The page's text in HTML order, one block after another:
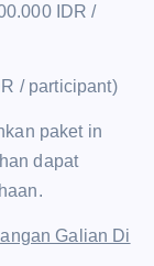
IDR /
/ participant)
paket in
dapat
Galian Di